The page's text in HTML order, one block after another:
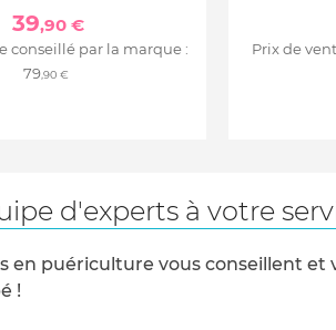
39,90 €
conseillé par la marque :
79,90 €
Prix de
d'experts à votre
en puériculture vous conseillent
!